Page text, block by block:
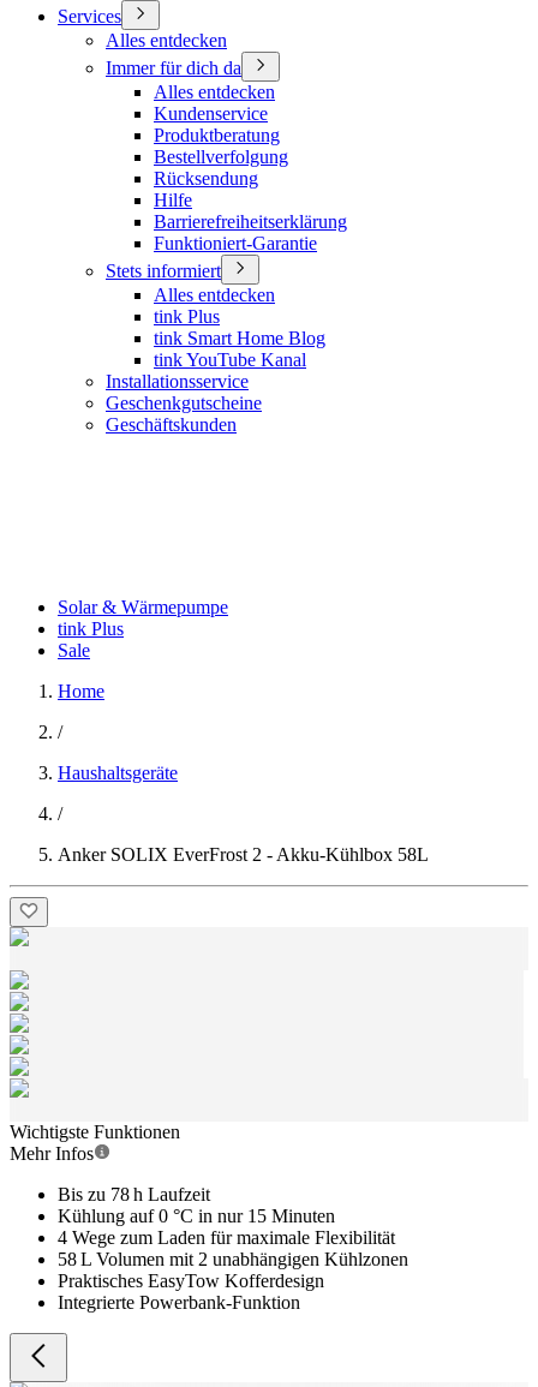
Services
Alles entdecken
Immer für dich da
Alles entdecken
Kundenservice
Produktberatung
Bestellverfolgung
Rücksendung
Hilfe
Barrierefreiheitserklärung
Funktioniert-Garantie
Stets informiert
Alles entdecken
tink Plus
tink Smart Home Blog
tink YouTube Kanal
Installationsservice
Geschenkgutscheine
Geschäftskunden
Solar & Wärmepumpe
tink Plus
Sale
Home
/
Haushaltsgeräte
/
Anker SOLIX EverFrost 2 - Akku-Kühlbox 58L
Wichtigste Funktionen
Mehr Infos
Bis zu 78 h Laufzeit
Kühlung auf 0 °C in nur 15 Minuten
4 Wege zum Laden für maximale Flexibilität
58 L Volumen mit 2 unabhängigen Kühlzonen
Praktisches EasyTow Kofferdesign
Integrierte Powerbank-Funktion